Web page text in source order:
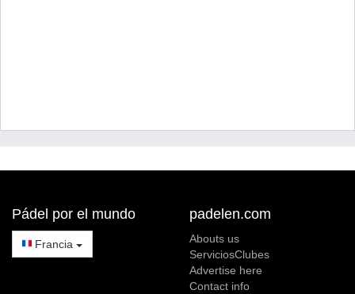
Pádel por el mundo
Francia
padelen.com
Abouts us
ServiciosClubes
Advertise here
Contact info